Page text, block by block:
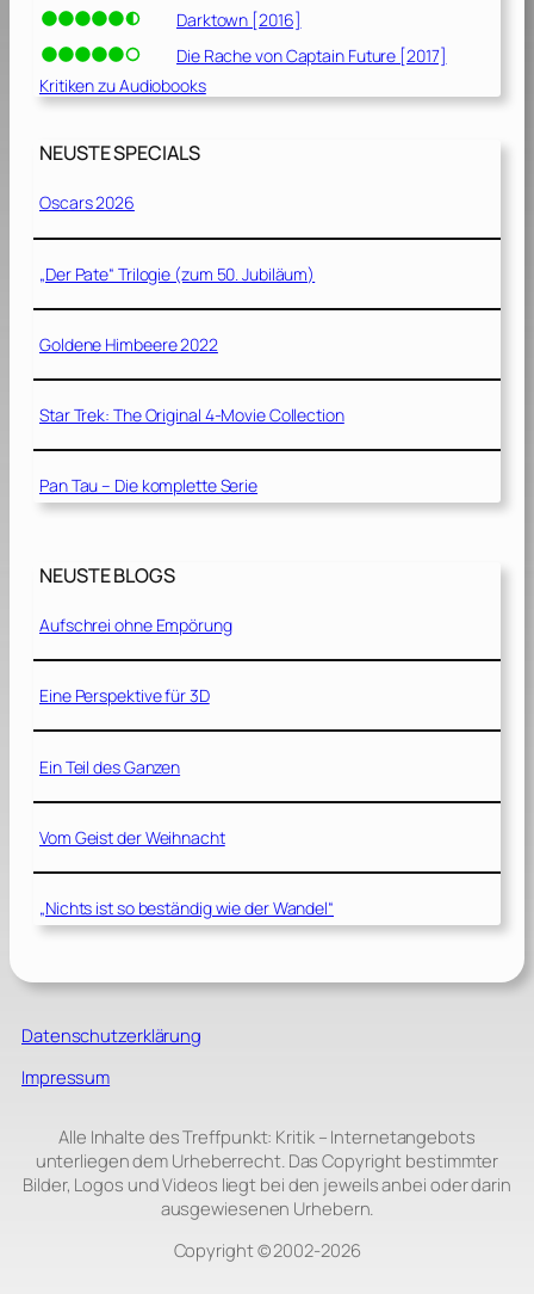
Darktown [2016]
Die Rache von Captain Future [2017]
Kritiken zu Audiobooks
NEUSTE SPECIALS
Oscars 2026
„Der Pate“ Trilogie (zum 50. Jubiläum)
Goldene Himbeere 2022
Star Trek: The Original 4-Movie Collection
Pan Tau – Die komplette Serie
NEUSTE BLOGS
Aufschrei ohne Empörung
Eine Perspektive für 3D
Ein Teil des Ganzen
Vom Geist der Weihnacht
„Nichts ist so beständig wie der Wandel“
Datenschutzerklärung
Impressum
Alle Inhalte des Treffpunkt: Kritik – Internetangebots
unterliegen dem Urheberrecht. Das Copyright bestimmter
Bilder, Logos und Videos liegt bei den jeweils anbei oder darin
ausgewiesenen Urhebern.
Copyright © 2002‑2026